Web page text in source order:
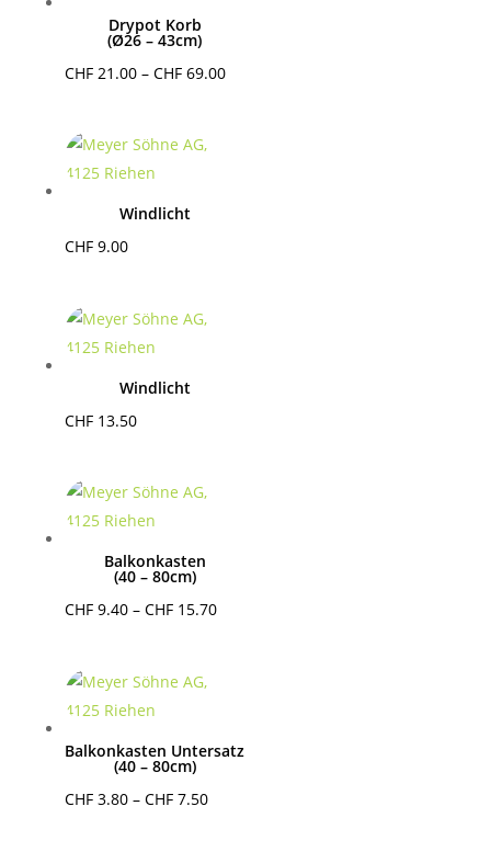
Drypot Korb
(Ø26 – 43cm)
CHF21.00 – CHF69.00Preisspanne:
Windlicht
CHF9.00
Windlicht
CHF13.50
Balkonkasten
(40 – 80cm)
CHF9.40 – CHF15.70Preisspanne:
Balkonkasten Untersatz
(40 – 80cm)
CHF3.80 – CHF7.50Preisspanne: